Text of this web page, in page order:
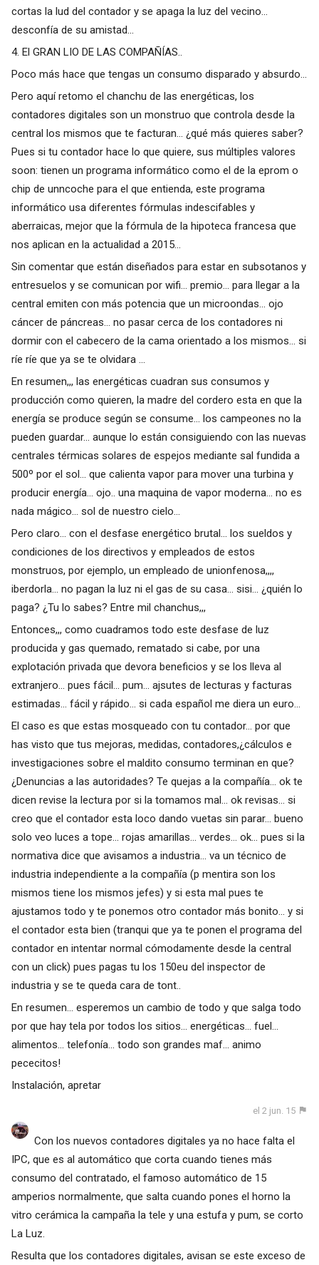
cortas la lud del contador y se apaga la luz del vecino...
desconfía de su amistad...
4. El GRAN LIO DE LAS COMPAÑÍAS..
Poco más hace que tengas un consumo disparado y absurdo...
Pero aquí retomo el chanchu de las energéticas, los
contadores digitales son un monstruo que controla desde la
central los mismos que te facturan... ¿qué más quieres saber?
Pues si tu contador hace lo que quiere, sus múltiples valores
soon: tienen un programa informático como el de la eprom o
chip de unncoche para el que entienda, este programa
informático usa diferentes fórmulas indescifables y
aberraicas, mejor que la fórmula de la hipoteca francesa que
nos aplican en la actualidad a 2015...
Sin comentar que están diseñados para estar en subsotanos y
entresuelos y se comunican por wifi... premio... para llegar a la
central emiten con más potencia que un microondas... ojo
cáncer de páncreas... no pasar cerca de los contadores ni
dormir con el cabecero de la cama orientado a los mismos... si
ríe ríe que ya se te olvidara ...
En resumen,,, las energéticas cuadran sus consumos y
producción como quieren, la madre del cordero esta en que la
energía se produce según se consume... los campeones no la
pueden guardar... aunque lo están consiguiendo con las nuevas
centrales térmicas solares de espejos mediante sal fundida a
500º por el sol... que calienta vapor para mover una turbina y
producir energía... ojo.. una maquina de vapor moderna... no es
nada mágico... sol de nuestro cielo...
Pero claro... con el desfase energético brutal... los sueldos y
condiciones de los directivos y empleados de estos
monstruos, por ejemplo, un empleado de unionfenosa,,,,
iberdorla... no pagan la luz ni el gas de su casa... sisi... ¿quién lo
paga? ¿Tu lo sabes? Entre mil chanchus,,,
Entonces,,, como cuadramos todo este desfase de luz
producida y gas quemado, rematado si cabe, por una
explotación privada que devora beneficios y se los lleva al
extranjero... pues fácil... pum... ajsutes de lecturas y facturas
estimadas... fácil y rápido... si cada español me diera un euro...
El caso es que estas mosqueado con tu contador... por que
has visto que tus mejoras, medidas, contadores,¿cálculos e
investigaciones sobre el maldito consumo terminan en que?
¿Denuncias a las autoridades? Te quejas a la compañía... ok te
dicen revise la lectura por si la tomamos mal... ok revisas... si
creo que el contador esta loco dando vuetas sin parar... bueno
solo veo luces a tope... rojas amarillas... verdes... ok... pues si la
normativa dice que avisamos a industria... va un técnico de
industria independiente a la compañía (p mentira son los
mismos tiene los mismos jefes) y si esta mal pues te
ajustamos todo y te ponemos otro contador más bonito... y si
el contador esta bien (tranqui que ya te ponen el programa del
contador en intentar normal cómodamente desde la central
con un click) pues pagas tu los 150eu del inspector de
industria y se te queda cara de tont..
En resumen... esperemos un cambio de todo y que salga todo
por que hay tela por todos los sitios... energéticas... fuel...
alimentos... telefonía... todo son grandes maf... animo
pececitos!
Instalación, apretar
el 2 jun. 15
Con los nuevos contadores digitales ya no hace falta el
IPC, que es al automático que corta cuando tienes más
consumo del contratado, el famoso automático de 15
amperios normalmente, que salta cuando pones el horno la
vitro cerámica la campaña la tele y una estufa y pum, se corto
La Luz.
Resulta que los contadores digitales, avisan se este exceso de